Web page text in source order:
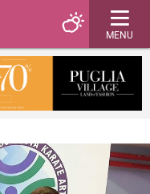
MENU